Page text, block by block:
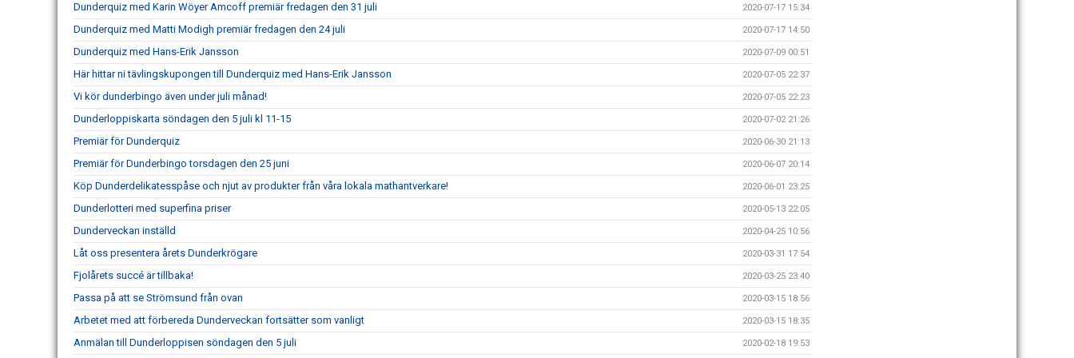
Dunderquiz med Karin Wöyer Amcoff premiär fredagen den 31 juli 2020-07-17 15:34
Dunderquiz med Matti Modigh premiär fredagen den 24 juli 2020-07-17 14:50
Dunderquiz med Hans-Erik Jansson 2020-07-09 00:51
Här hittar ni tävlingskupongen till Dunderquiz med Hans-Erik Jansson 2020-07-05 22:37
Vi kör dunderbingo även under juli månad! 2020-07-05 22:23
Dunderloppiskarta söndagen den 5 juli kl 11-15 2020-07-02 21:26
Premiär för Dunderquiz 2020-06-30 21:13
Premiär för Dunderbingo torsdagen den 25 juni 2020-06-07 20:14
Köp Dunderdelikatesspåse och njut av produkter från våra lokala mathantverkare! 2020-06-01 23:25
Dunderlotteri med superfina priser 2020-05-13 22:05
Dunderveckan inställd 2020-04-25 10:56
Låt oss presentera årets Dunderkrögare 2020-03-31 17:54
Fjolårets succé är tillbaka! 2020-03-25 23:40
Passa på att se Strömsund från ovan 2020-03-15 18:56
Arbetet med att förbereda Dunderveckan fortsätter som vanligt 2020-03-15 18:35
Anmälan till Dunderloppisen söndagen den 5 juli 2020-02-18 19:53